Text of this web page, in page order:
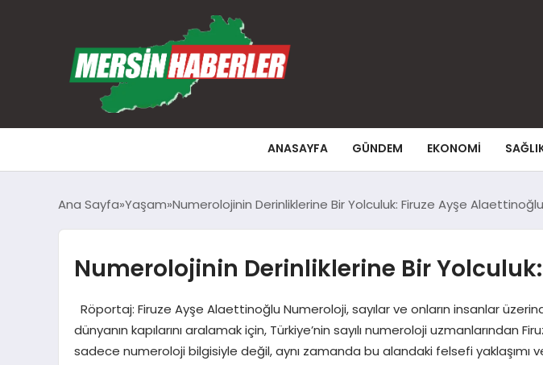
ANASAYFA GÜNDEM EKONOMI
Ana Sayfa Yaşam Numerolojinin Derinliklerine Bir Yolculuk: Firuze Ayşe
Numerolojinin Derinliklerine Bir
Röportaj: Firuze Ayşe Alaettinoğlu Numeroloji, sayılar ve onların insanlar
dünyanın kapılarını aralamak için, Türkiye’nin sayılı numeroloji
sadece numeroloji bilgisiyle değil, aynı zamanda bu alandaki felsefi yaklaşımı